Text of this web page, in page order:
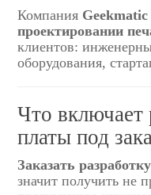
Компания Geekmatic
проектировании
клиентов:
оборудования,
Что включает
платы под
Заказать
значит получить не